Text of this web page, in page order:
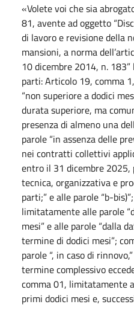
«Volete voi che sia
81, avente ad oggetto
di lavoro e revisione della
mansioni, a norma
10 dicembre 2014, n.
parti: Articolo 19, comma
“non superiore a dodici
durata superiore, ma
presenza di almeno una
parole “in assenza delle
nei contratti collettivi
entro il 31 dicembre 2025,
tecnica, organizzativa e
parti;” e alle parole “b-
limitatamente alle parole
mesi” e alle parole “dalla
termine di dodici mesi”;
parole “, in caso di
termine complessivo
comma 01, limitatamente
primi dodici mesi e,